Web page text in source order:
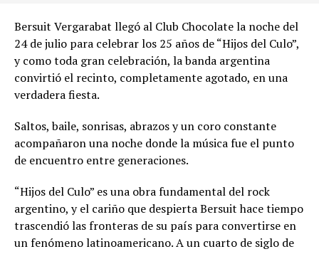
Bersuit Vergarabat llegó al Club Chocolate la noche del
24 de julio para celebrar los 25 años de “Hijos del Culo”,
y como toda gran celebración, la banda argentina
convirtió el recinto, completamente agotado, en una
verdadera fiesta.
Saltos, baile, sonrisas, abrazos y un coro constante
acompañaron una noche donde la música fue el punto
de encuentro entre generaciones.
“Hijos del Culo” es una obra fundamental del rock
argentino, y el cariño que despierta Bersuit hace tiempo
trascendió las fronteras de su país para convertirse en
un fenómeno latinoamericano. A un cuarto de siglo de